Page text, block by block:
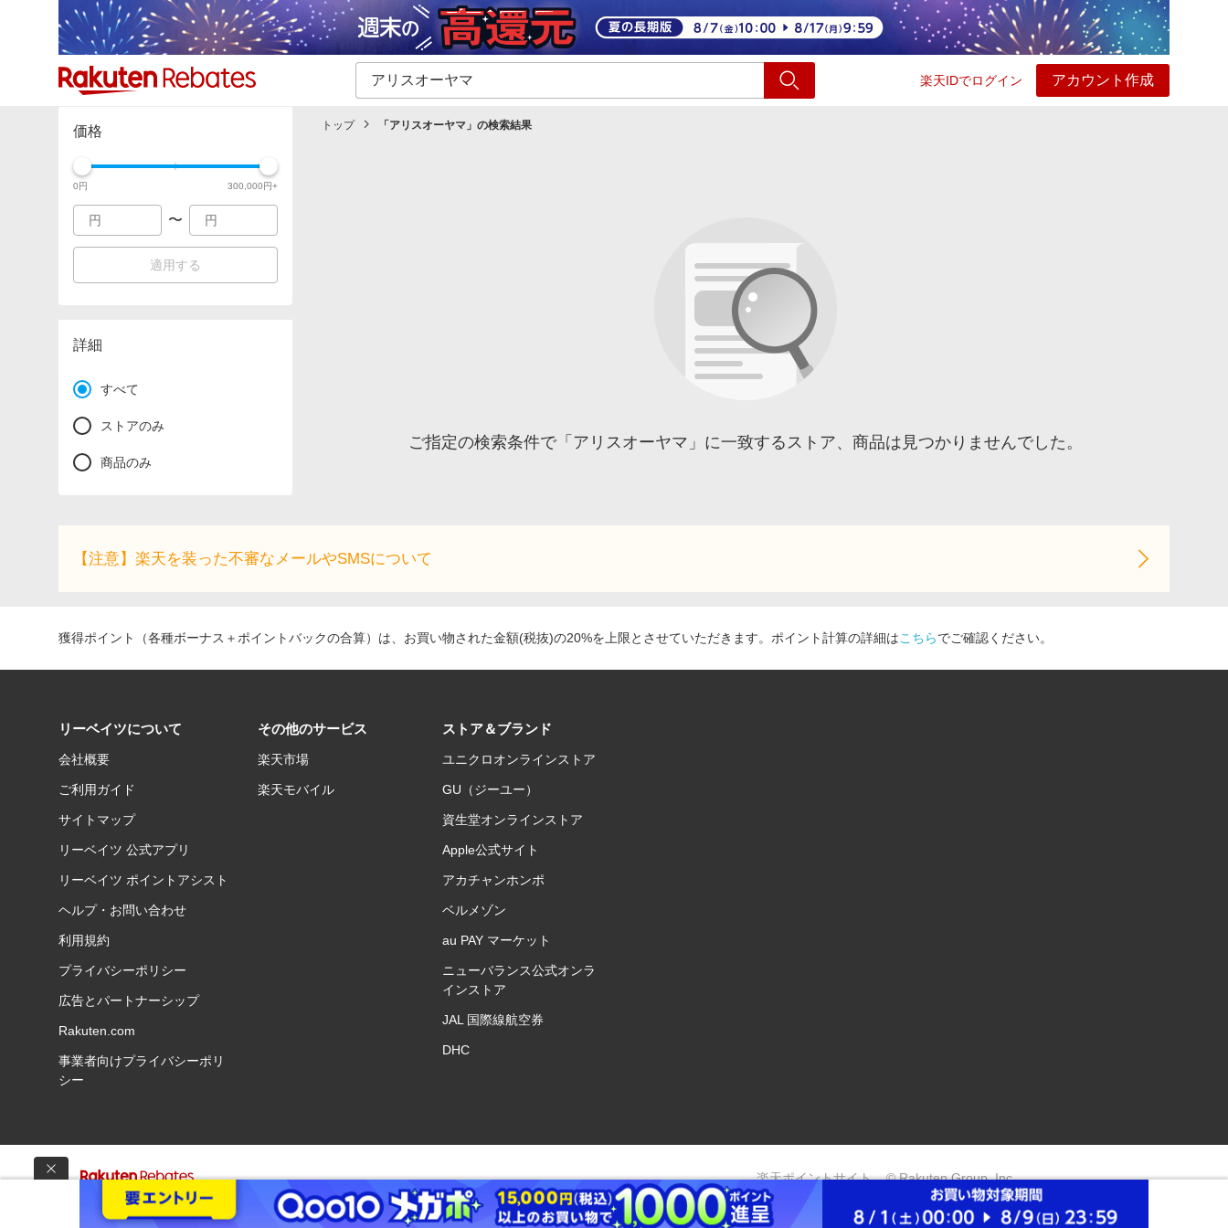
楽天IDでログイン アカウント作成
カテゴリー一覧 イベント一覧 ショッピング
価格
0円 300,000円+
〜
適用する
詳細
すべて
ストアのみ
商品のみ
トップ 「 アリスオーヤマ 」の検索結果
ご指定の検索条件で「アリスオーヤマ」に一致するストア、商品は見つかりませんでした。
【注意】楽天を装った不審なメールやSMSについて
獲得ポイント（各種ボーナス＋ポイントバックの合算）は、お買い物された金額(税抜)の20%を上限とさせていただきます。ポイント計算の詳細はこちらでご確認ください。
リーベイツについて
会社概要
ご利用ガイド
サイトマップ
リーベイツ 公式アプリ
リーベイツ ポイントアシスト
ヘルプ・お問い合わせ
利用規約
プライバシーポリシー
広告とパートナーシップ
Rakuten.com
事業者向けプライバシーポリ
シー
その他のサービス
楽天市場
楽天モバイル
ストア＆ブランド
ユニクロオンラインストア
GU（ジーユー）
資生堂オンラインストア
Apple公式サイト
アカチャンホンポ
ベルメゾン
au PAY マーケット
ニューバランス公式オンラ
インストア
JAL 国際線航空券
DHC
楽天ポイントサイト © Rakuten Group, Inc.